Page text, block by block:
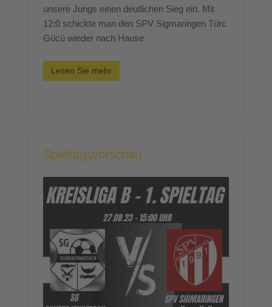
unsere Jungs einen deutlichen Sieg ein. Mit
12:0 schickte man den SPV Sigmaringen Türc
Gücü wieder nach Hause
Lesen Sie mehr
Spieltagsvorschau